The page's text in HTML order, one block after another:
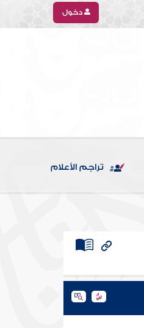
دخول
تراجم الأعلام